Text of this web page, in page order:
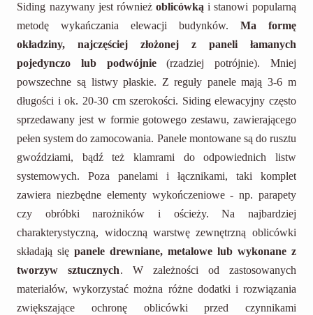
Siding nazywany jest równieżoblicówką i stanowi popularną
metodę wykańczania elewacji budynków. Ma formę
okładziny, najczęściej złożonej z paneli łamanych
pojedynczo lub podwójnie(rzadziej potrójnie). Mniej
powszechne są listwy płaskie. Z reguły panele mają 3-6 m
długości i ok. 20-30 cm szerokości. Siding elewacyjny często
sprzedawany jest w formie gotowego zestawu, zawierającego
pełen system do zamocowania. Panele montowane są do rusztu
gwoździami, bądź też klamrami do odpowiednich listw
systemowych. Poza panelami i łącznikami, taki komplet
zawiera niezbędne elementy wykończeniowe - np. parapety
czy obróbki narożników i ościeży. Na najbardziej
charakterystyczną, widoczną warstwę zewnętrzną oblicówki
składają siępanele drewniane, metalowe lub wykonane z
tworzyw sztucznych. W zależności od zastosowanych
materiałów, wykorzystać można różne dodatki i rozwiązania
zwiększające ochronę oblicówki przed czynnikami